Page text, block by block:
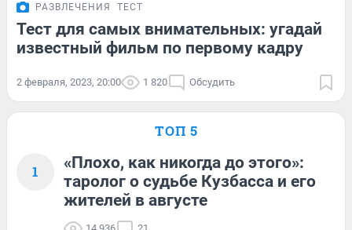
РАЗВЛЕЧЕНИЯ ТЕСТ
Тест для самых внимательных: угадай
известный фильм по первому кадру
2 февраля, 2023, 20:00 1 820 Обсудить
ТОП 5
1
«Плохо, как никогда до этого»:
таролог о судьбе Кузбасса и его
жителей в августе